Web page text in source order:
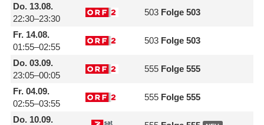
Do.13.08.
22:30–23:30
503 Folge 503
Fr.14.08.
01:55–02:55
503 Folge 503
Do.03.09.
23:05–00:05
555 Folge 555
Fr.04.09.
02:55–03:55
555 Folge 555
Do.10.09.